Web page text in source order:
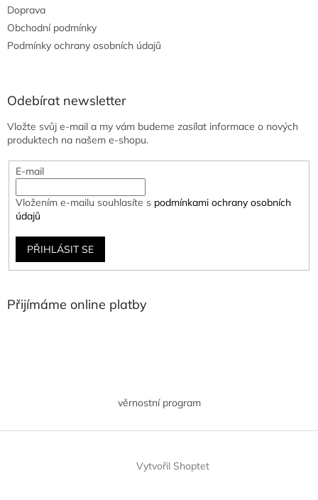
Doprava
Obchodní podmínky
Podmínky ochrany osobních údajů
Odebírat newsletter
Vložte svůj e-mail a my vám budeme zasílat informace o nových
produktech na našem e-shopu.
E-mail
Vložením e-mailu souhlasíte s podmínkami ochrany osobních
údajů
PŘIHLÁSIT SE
Přijímáme online platby
věrnostní program
Vytvořil Shoptet